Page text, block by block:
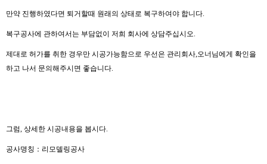
만약 진행하였다면 퇴거할때 원래의 상태로 복구하여야 합니다.
복구공사에 관하여서는 부담없이 저희 회사에 상담주십시오.
제대로 허가를 취한 경우만 시공가능함으로 우선은 관리회사,오너님에게 확인을
하고 나서 문의해주시면 좋습니다.
그럼, 상세한 시공내용을 봅시다.
공사명칭：리모델링공사